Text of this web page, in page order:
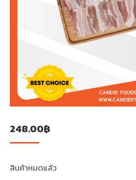
248.00฿
สินค้าหมดแล้ว